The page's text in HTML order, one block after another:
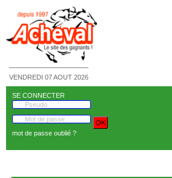
VENDREDI 07 AOUT 2026
SE CONNECTER
mot de passe oublié ?